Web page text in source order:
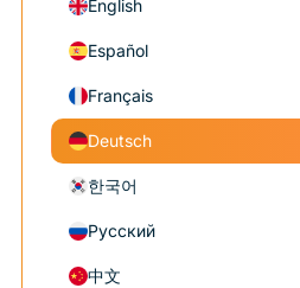
English
Español
Français
Deutsch
한국어
Русский
中文